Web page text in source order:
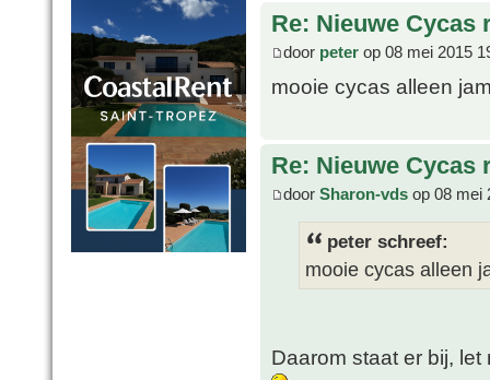
Re: Nieuwe Cycas
door peter op 08 mei 2015
mooie cycas alleen
Re: Nieuwe Cycas
door Sharon-vds op 08 mei
peter schreef:
mooie cycas alleen
Daarom staat er bij,